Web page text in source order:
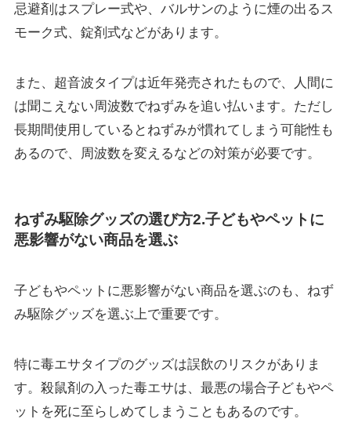
忌避剤はスプレー式や、バルサンのように煙の出るス
モーク式、錠剤式などがあります。
また、超音波タイプは近年発売されたもので、人間に
は聞こえない周波数でねずみを追い払います。ただし
長期間使用しているとねずみが慣れてしまう可能性も
あるので、周波数を変えるなどの対策が必要です。
ねずみ駆除グッズの選び方2.子どもやペットに
悪影響がない商品を選ぶ
子どもやペットに悪影響がない商品を選ぶのも、ねず
み駆除グッズを選ぶ上で重要です。
特に毒エサタイプのグッズは誤飲のリスクがありま
す。殺鼠剤の入った毒エサは、 最悪の場合子どもやペ
ットを死に至らしめてしまうこともあるのです。